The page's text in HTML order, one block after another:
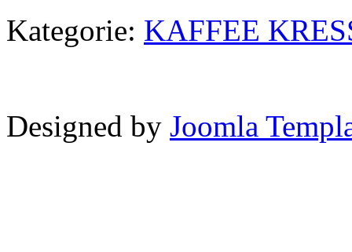
Kategorie: KAFFEE
Designed by Joomla